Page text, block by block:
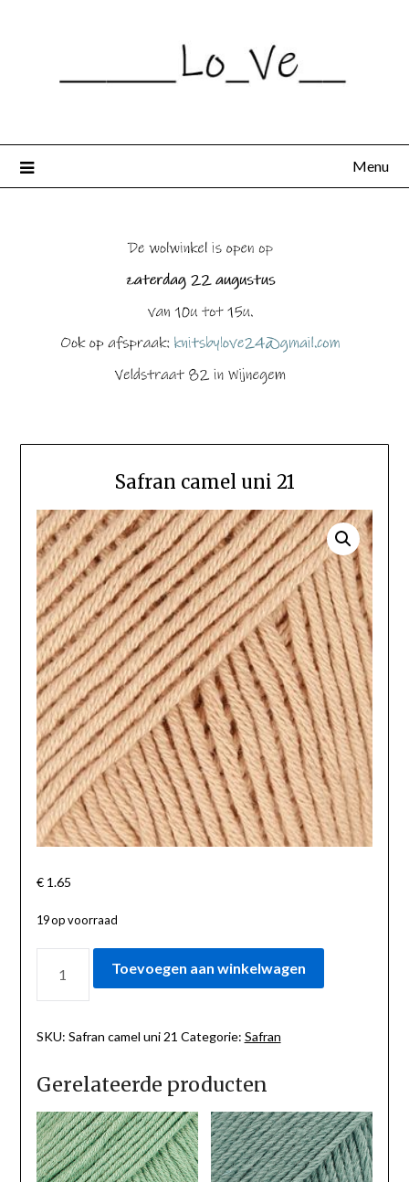
Menu
Safran camel uni 21
€1.65
19 op voorraad
CAMEL
AANTAL
Toevoegen aan winkelwagen
SKU: Safran camel uni 21 Categorie: Safran
Gerelateerde producten